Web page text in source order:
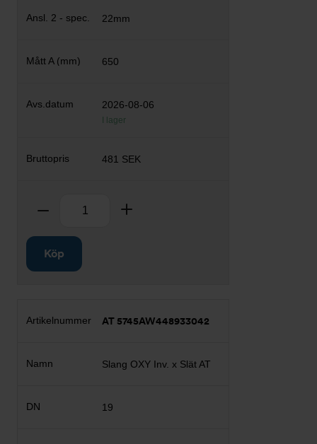
22mm
650
2026-08-06
I lager
481 SEK
Ta bort
Köp
AT 5745AW448933042
Slang OXY Inv. x Slät AT
19